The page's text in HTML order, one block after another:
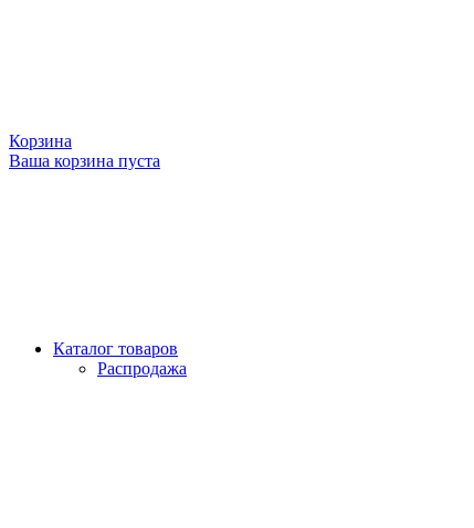
Корзина
Ваша корзина пуста
Каталог товаров
Распродажа